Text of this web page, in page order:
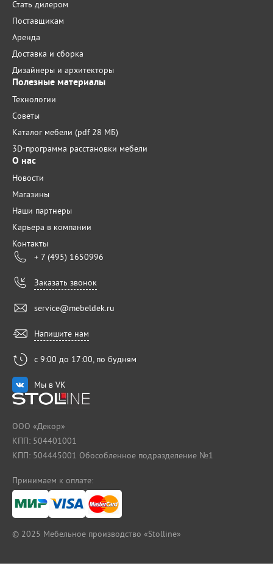
Стать дилером
Поставщикам
Аренда
Доставка и сборка
Дизайнеры и архитекторы
Полезные материалы
Технологии
Советы
Каталог мебели (pdf 28 МБ)
3D-программа расстановки мебели
О нас
Новости
Магазины
Наши партнеры
Карьера в компании
Контакты
+ 7 (495) 1650996
Заказать звонок
service@mebeldek.ru
Напишите нам
с 9:00 до 17:00, по будням
Мы в VK
ООО «Декор»
КПП: 504401001
КПП: 504445001 Обособленное подразделение №1
Принимаем к оплате:
© 2025 Мебельное производство «Stolline»